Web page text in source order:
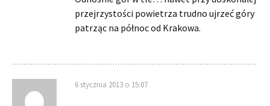
przejrzystości powietrza trudno ujrzeć góry
patrząc na północ od Krakowa.
6 stycznia 2013 o 15:07